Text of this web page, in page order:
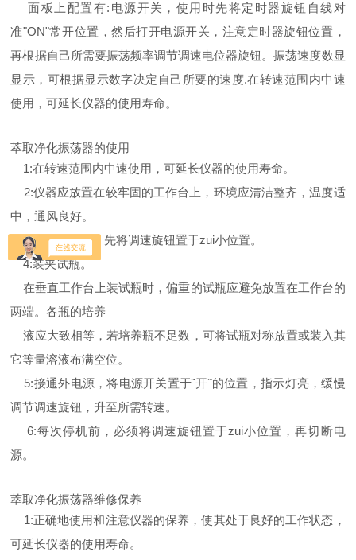
面板上配置有:电源开关，使用时先将定时器旋钮自线对
准"ON"常开位置，然后打开电源开关，注意定时器旋钮位置，
再根据自己所需要振荡频率调节调速电位器旋钮。振荡速度数显
显示，可根据显示数字决定自己所要的速度.在转速范围内中速
使用，可延长仪器的使用寿命。
萃取净化振荡器的使用
1:在转速范围内中速使用，可延长仪器的使用寿命。
2:仪器应放置在较牢固的工作台上，环境应清洁整齐，温度适
中，通风良好。
3:仪器使用前，先将调速旋钮置于zui小位置。
4:装夹试瓶。
在垂直工作台上装试瓶时，偏重的试瓶应避免放置在工作台的
两端。各瓶的培养
液应大致相等，若培养瓶不足数，可将试瓶对称放置或装入其
它等量溶液布满空位。
5:接通外电源，将电源开关置于˜开˜的位置，指示灯亮，缓慢
调节调速旋钮，升至所需转速。
6:每次停机前，必须将调速旋钮置于zui小位置，再切断电
源。
萃取净化振荡器维修保养
1:正确地使用和注意仪器的保养，使其处于良好的工作状态，
可延长仪器的使用寿命。